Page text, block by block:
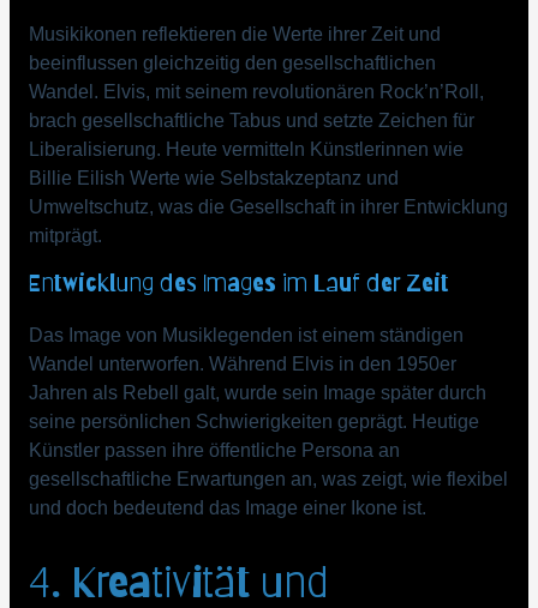
Musikikonen reflektieren die Werte ihrer Zeit und
beeinflussen gleichzeitig den gesellschaftlichen
Wandel. Elvis, mit seinem revolutionären Rock’n’Roll,
brach gesellschaftliche Tabus und setzte Zeichen für
Liberalisierung. Heute vermitteln Künstlerinnen wie
Billie Eilish Werte wie Selbstakzeptanz und
Umweltschutz, was die Gesellschaft in ihrer Entwicklung
mitprägt.
Entwicklung des Images im Lauf der Zeit
Das Image von Musiklegenden ist einem ständigen
Wandel unterworfen. Während Elvis in den 1950er
Jahren als Rebell galt, wurde sein Image später durch
seine persönlichen Schwierigkeiten geprägt. Heutige
Künstler passen ihre öffentliche Persona an
gesellschaftliche Erwartungen an, was zeigt, wie flexibel
und doch bedeutend das Image einer Ikone ist.
4. Kreativität und